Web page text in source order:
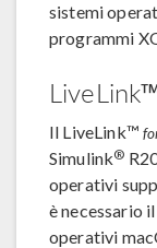
sistemi
programmi
Il LiveLink™
Simulink®
operativi
è necessario
operativi